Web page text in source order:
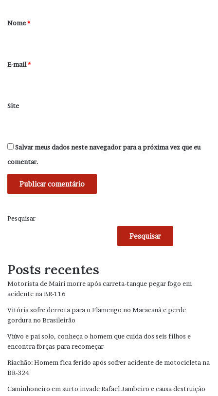
r
*
Nome*
E-mail*
Site
Salvar meus dados neste navegador para a próxima vez que eu
comentar.
Pesquisar
Pesquisar
Posts recentes
Motorista de Mairi morre após carreta-tanque pegar fogo em
acidente na BR-116
Vitória sofre derrota para o Flamengo no Maracanã e perde
gordura no Brasileirão
Viúvo e pai solo, conheça o homem que cuida dos seis filhos e
encontra forças para recomeçar
Riachão: Homem fica ferido após sofrer acidente de motocicleta na
BR-324
Caminhoneiro em surto invade Rafael Jambeiro e causa destruição